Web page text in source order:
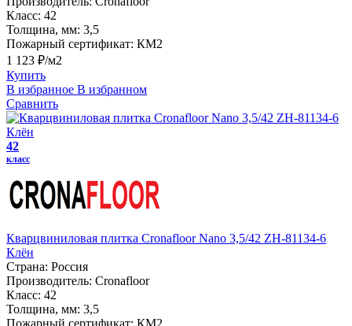
Класс: 42
Толщина, мм: 3,5
Пожарный сертификат: КМ2
1 123 ₽/м2
Купить
В избранное В избранном
Сравнить
42
класс
Кварцвиниловая плитка Cronafloor Nano 3,5/42 ZH-81134-6
Клён
Страна: Россия
Производитель: Cronafloor
Класс: 42
Толщина, мм: 3,5
Пожарный сертификат: КМ2